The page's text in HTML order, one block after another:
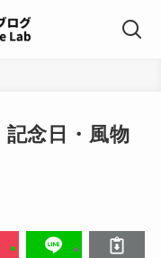
念日・風物